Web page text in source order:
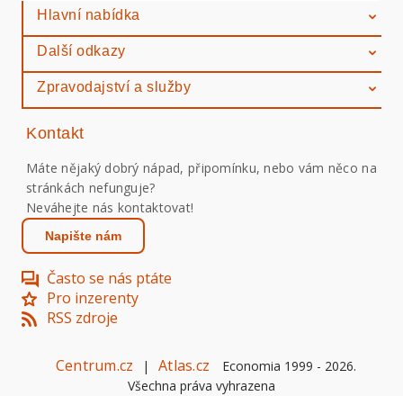
Hlavní nabídka
Další odkazy
Zpravodajství a služby
Kontakt
Máte nějaký dobrý nápad, připomínku, nebo vám něco na
stránkách nefunguje?
Neváhejte nás kontaktovat!
Napište nám
Často se nás ptáte
Pro inzerenty
RSS zdroje
Centrum.cz | Atlas.cz Economia 1999 - 2026.
Všechna práva vyhrazena